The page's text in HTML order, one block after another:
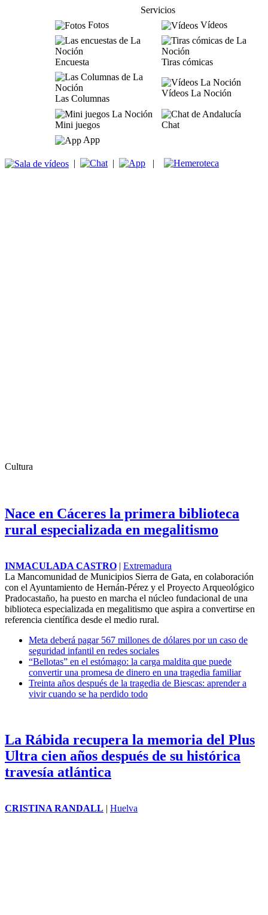
Servicios
Fotos
Vídeos
Encuesta Tiras cómicas
Las Columnas
Vídeos La Noción
Mini juegos
Chat
App
| | |
Cultura
Nace en Cáceres la primera biblioteca
rural especializada en megalitismo
INMACULADA CASTRO | Extremadura
La Mancomunidad de Municipios Sierra de Gata, en colaboración
con el Ayuntamiento de Hernán-Pérez y el Proyecto Arqueológico
Pradocastaño, ha puesto en marcha el núcleo fundacional de una
biblioteca especializada en megalitismo que aspira a convertirse en
referencia científica desde el medio rural.
Meta deberá pagar 567 millones de dólares por un caso de
seguridad infantil en redes sociales
“Bellotas” en el estómago: la carga maldita que puede
convertir una promesa de dinero en una tragedia familiar
Treinta años después de la tragedia de Biescas: aprender a
vivir cuando se ha perdido todo
La Rábida recupera la memoria del Plus
Ultra cien años después de su histórica
travesía atlántica
CRISTINA RANDALL | Huelva